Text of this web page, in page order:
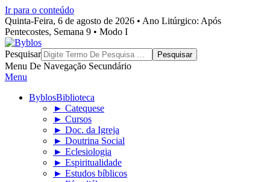
Ir para o conteúdo
Quinta-Feira, 6 de agosto de 2026 • Ano Litúrgico: Após
Pentecostes, Semana 9 • Modo I
Byblos
Pesquisar
Menu De Navegação Secundário
Menu
ByblosBiblioteca
► Catequese
► Cursos
► Doc. da Igreja
► Doutrina Social
► Eclesiologia
► Espiritualidade
► Estudos bíblicos